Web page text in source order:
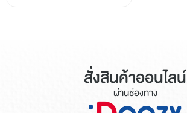
สั่งสินค้าออนไลน์
ผ่านช่องทาง